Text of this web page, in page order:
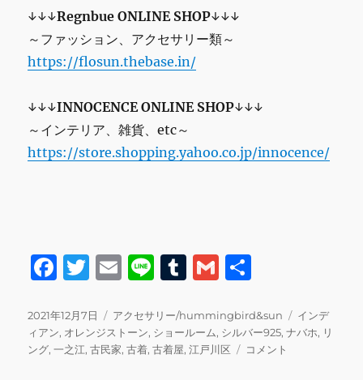
↓↓↓Regnbue ONLINE SHOP↓↓↓
～ファッション、アクセサリー類～
https://flosun.thebase.in/
↓↓↓INNOCENCE ONLINE SHOP↓↓↓
～インテリア、雑貨、etc～
https://store.shopping.yahoo.co.jp/innocence/
F
c
e
T
it
te
E
ai
l
Li
e
T
m
bl
G
ai
l
投
稿
日:
2021年12月7日
カ
テ
ゴ
アクセサリー/hummingbird&sun
タ
グ
インデ
ィアン, オレンジストーン, ショールーム, シルバー925,ナバホ, リ
ング,一之江,古民家,古着,古着屋,江戸川区
オ
コメント